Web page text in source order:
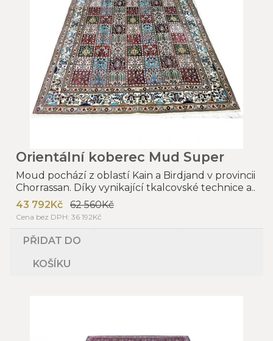
Orientální koberec Mud Super
Moud pochází z oblastí Kain a Birdjand v provincii
Chorrassan. Díky vynikající tkalcovské technice a..
43 792Kč
62 560Kč
Cena bez DPH: 36 192Kč
PŘIDAT DO
KOŠÍKU